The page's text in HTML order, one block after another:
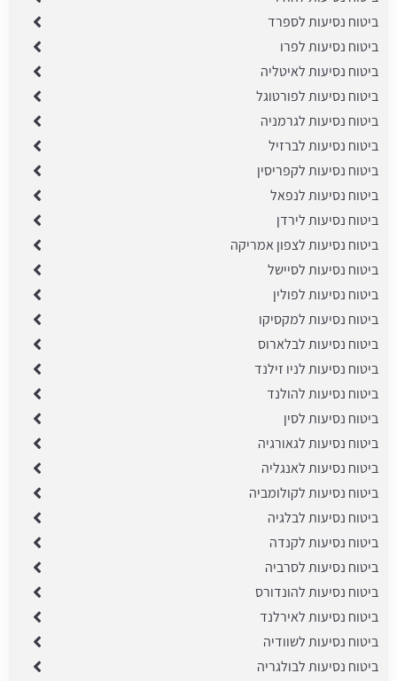
ביטוח נסיעות לספרד
ביטוח נסיעות לפרו
ביטוח נסיעות לאיטליה
ביטוח נסיעות לפורטוגל
ביטוח נסיעות לגרמניה
ביטוח נסיעות לברזיל
ביטוח נסיעות לקפריסין
ביטוח נסיעות לנפאל
ביטוח נסיעות לירדן
ביטוח נסיעות לצפון אמריקה
ביטוח נסיעות לסיישל
ביטוח נסיעות לפולין
ביטוח נסיעות למקסיקו
ביטוח נסיעות לבלארוס
ביטוח נסיעות לניו זילנד
ביטוח נסיעות להולנד
ביטוח נסיעות לסין
ביטוח נסיעות לגאורגיה
ביטוח נסיעות לאנגליה
ביטוח נסיעות לקולומביה
ביטוח נסיעות לבלגיה
ביטוח נסיעות לקנדה
ביטוח נסיעות לסרביה
ביטוח נסיעות להונדורס
ביטוח נסיעות לאירלנד
ביטוח נסיעות לשוודיה
ביטוח נסיעות לבולגריה